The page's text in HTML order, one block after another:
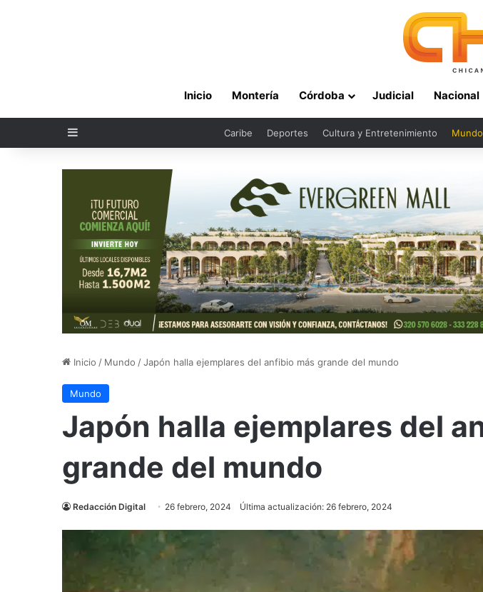
Inicio Montería Córdoba Judicial Nacional
Sidebar Caribe Deportes Cultura y Entretenimiento Mundo
Inicio / Mundo /Japón halla ejemplares del anfibio más grande del mundo
Mundo
Japón halla ejemplares del
grande del mundo
Redacción Digital 26 febrero, 2024 Última actualización: 26 febrero, 2024